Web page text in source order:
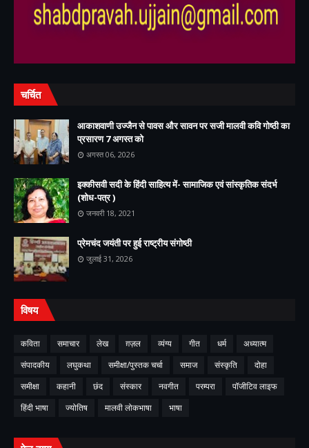
चर्चित
आकाशवाणी उज्जैन से पावस और सावन पर सजी मालवी कवि गोष्ठी का
प्रसारण 7 अगस्त को
अगस्त 06, 2026
इक्कीसवी सदी के हिंदी साहित्य में- सामाजिक एवं सांस्कृतिक संदर्भ
(शोध-पत्र )
जनवरी 18, 2021
प्रेमचंद जयंती पर हुई राष्ट्रीय संगोष्ठी
जुलाई 31, 2026
विषय
कविता समाचार लेख ग़ज़ल व्यंग्य गीत धर्म
अध्यात्म
संपादकीय
लघुकथा समीक्षा/पुस्तक चर्चा समाज संस्कृति
दोहा
समीक्षा
कहानी छंद संस्कार नवगीत परम्परा
पॉजीटिव लाइफ
हिंदी भाषा
ज्योतिष मालवी लोकभाषा भाषा